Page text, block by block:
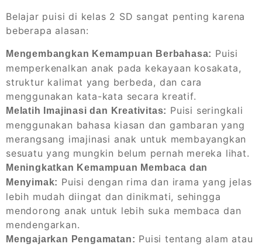
Belajar puisi di kelas 2 SD sangat penting karena
beberapa alasan:
Mengembangkan Kemampuan Berbahasa: Puisi
memperkenalkan anak pada kekayaan kosakata,
struktur kalimat yang berbeda, dan cara
menggunakan kata-kata secara kreatif.
Melatih Imajinasi dan Kreativitas: Puisi seringkali
menggunakan bahasa kiasan dan gambaran yang
merangsang imajinasi anak untuk membayangkan
sesuatu yang mungkin belum pernah mereka lihat.
Meningkatkan Kemampuan Membaca dan
Menyimak: Puisi dengan rima dan irama yang jelas
lebih mudah diingat dan dinikmati, sehingga
mendorong anak untuk lebih suka membaca dan
mendengarkan.
Mengajarkan Pengamatan: Puisi tentang alam atau